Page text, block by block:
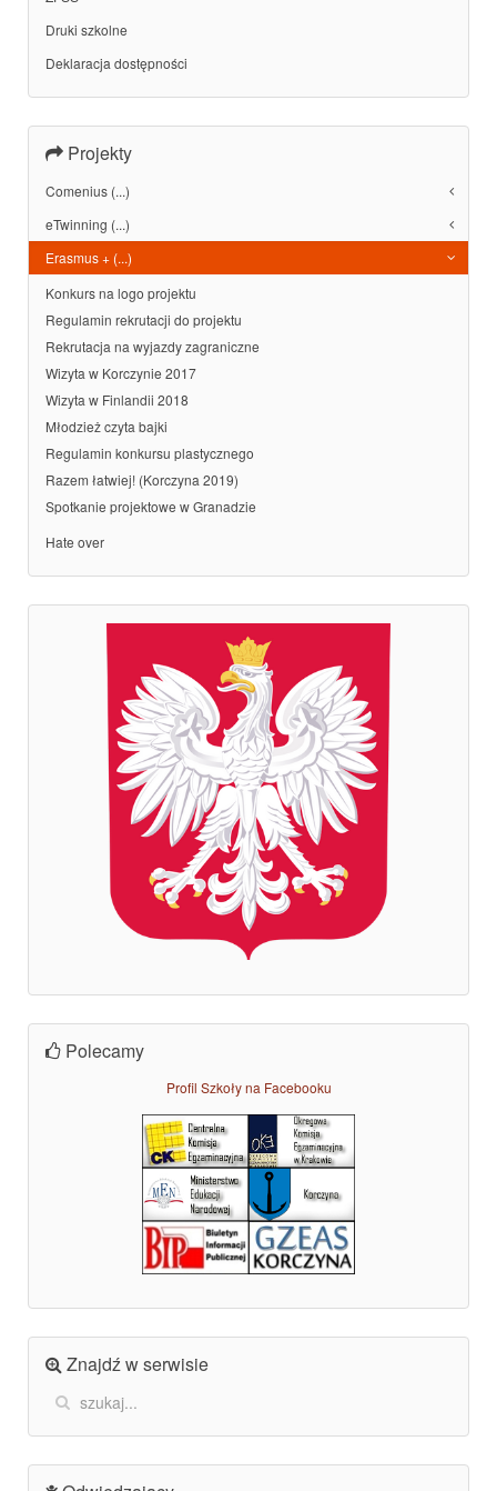
Druki szkolne
Deklaracja dostępności
Projekty
Comenius (...)
eTwinning (...)
Erasmus + (...)
Konkurs na logo projektu
Regulamin rekrutacji do projektu
Rekrutacja na wyjazdy zagraniczne
Wizyta w Korczynie 2017
Wizyta w Finlandii 2018
Młodzież czyta bajki
Regulamin konkursu plastycznego
Razem łatwiej! (Korczyna 2019)
Spotkanie projektowe w Granadzie
Hate over
Polecamy
Profil Szkoły na Facebooku
Znajdź w serwisie